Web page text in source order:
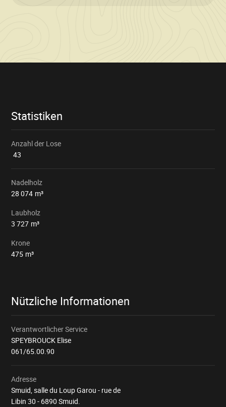
Verkaufsinformationen
Statistiken
Anzahl der Lose
43
Nadelholz
28 074 m³
Laubholz
3 727 m³
Krone
475 m³
Nützliche Informationen
Verantwortlicher Service
SPEYBROUCK Elise
061/65.00.90
Adresse
Smuid, salle du Loup Garou - rue de
Libin 30 - 6890 Smuid.